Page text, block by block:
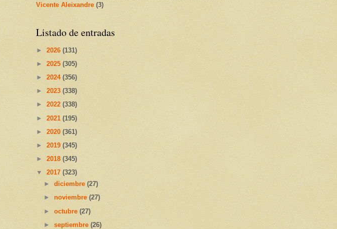
Vicente Aleixandre (3)
Listado de entradas
► 2026 (131)
► 2025 (305)
► 2024 (356)
► 2023 (338)
► 2022 (338)
► 2021 (195)
► 2020 (361)
► 2019 (345)
► 2018 (345)
▼ 2017 (323)
►diciembre(27)
►noviembre(27)
►octubre(27)
►septiembre(26)